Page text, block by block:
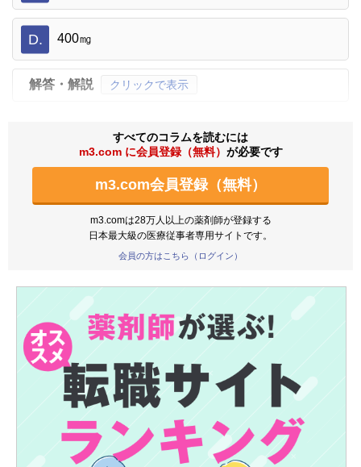
D. 400㎎
解答・解説 クリックで表示
すべてのコラムを読むには
m3.com に会員登録（無料） が必要です
m3.com会員登録（無料）
m3.comは28万人以上の薬剤師が登録する
日本最大級の医療従事者専用サイトです。
会員の方はこちら（ログイン）